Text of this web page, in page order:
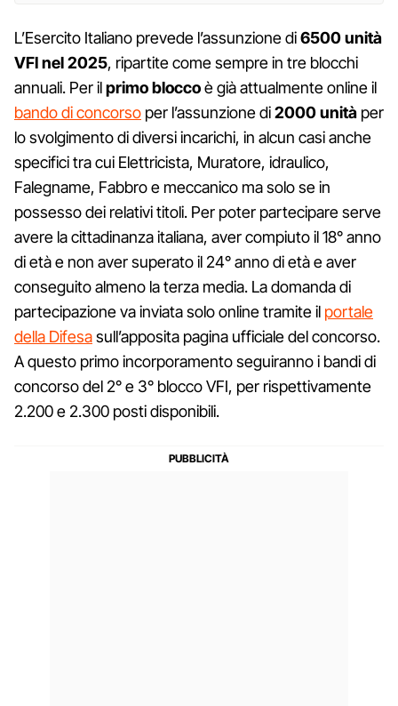
L’Esercito Italiano prevede l’assunzione di6500 unità
VFI nel 2025, ripartite come sempre in tre blocchi
annuali. Per ilprimo bloccoè già attualmente online il
bando di concorso per l’assunzione di2000 unità per
lo svolgimento di diversi incarichi, in alcun casi anche
specifici tra cui Elettricista, Muratore, idraulico,
Falegname, Fabbro e meccanico ma solo se in
possesso dei relativi titoli. Per poter partecipare serve
avere la cittadinanza italiana, aver compiuto il 18° anno
di età e non aver superato il 24° anno di età e aver
conseguito almeno la terza media. La domanda di
partecipazione va inviata solo online tramite il portale
della Difesasull’apposita pagina ufficiale del concorso.
A questo primo incorporamento seguiranno i bandi di
concorso del 2° e 3° blocco VFI, per rispettivamente
2.200 e 2.300 posti disponibili.